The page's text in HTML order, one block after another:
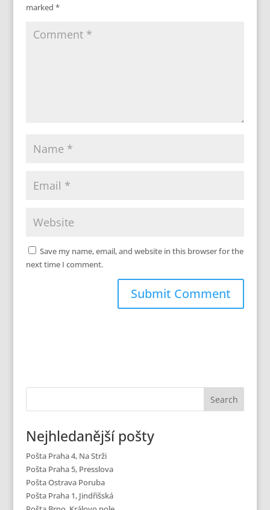
marked *
Save my name, email, and website in this browser for the
next time I comment.
Nejhledanější pošty
Pošta Praha 4, Na Strži
Pošta Praha 5, Presslova
Pošta Ostrava Poruba
Pošta Praha 1, Jindřišská